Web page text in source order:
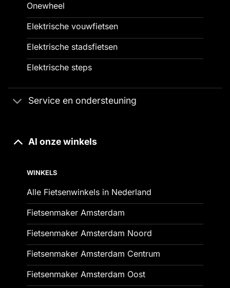
Onewheel
Elektrische vouwfietsen
Elektrische stadsfietsen
Elektrische steps
Service en ondersteuning
Al onze winkels
WINKELS
Alle Fietsenwinkels in Nederland
Fietsenmaker Amsterdam
Fietsenmaker Amsterdam Noord
Fietsenmaker Amsterdam Centrum
Fietsenmaker Amsterdam Oost